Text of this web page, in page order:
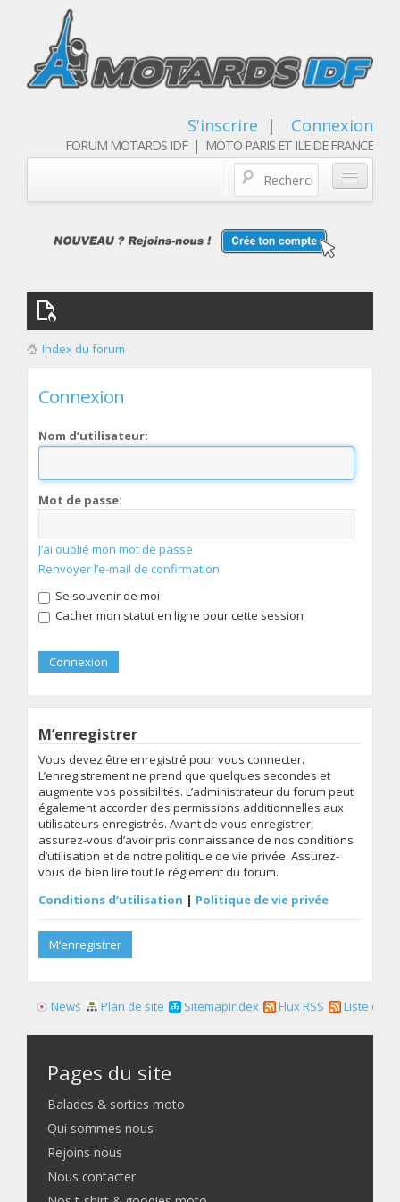
S'inscrire | Connexion
FORUM MOTARDS IDF | MOTO PARIS ET ILE DE FRANCE
Qui sommes nous
Les membres
Index du forum
Connexion
Nom d’utilisateur:
Mot de passe:
J’ai oublié mon mot de passe
Renvoyer l’e-mail de confirmation
Se souvenir de moi
Cacher mon statut en ligne pour cette session
M’enregistrer
Vous devez être enregistré pour vous connecter.
L’enregistrement ne prend que quelques secondes et
augmente vos possibilités. L’administrateur du forum peut
également accorder des permissions additionnelles aux
utilisateurs enregistrés. Avant de vous enregistrer,
assurez-vous d’avoir pris connaissance de nos conditions
d’utilisation et de notre politique de vie privée. Assurez-
vous de bien lire tout le règlement du forum.
Conditions d’utilisation | Politique de vie privée
M’enregistrer
News Plan de site SitemapIndex Flux RSS Liste des
Pages du site
Balades & sorties moto
Qui sommes nous
Rejoins nous
Nous contacter